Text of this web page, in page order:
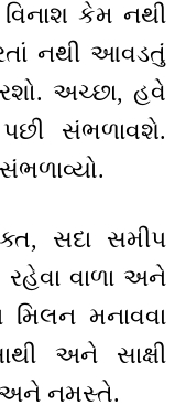
કેમ નથી
નથી આવડતું
અચ્છા, હવે
પછી સંભળાવશે.
સદા સમીપ
રહેવા વાળા અને
મિલન મનાવવા
અને સાક્ષી
અને નમસ્તે.